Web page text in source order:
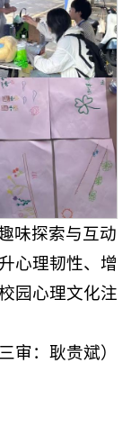
味探索与互动
心理韧性、增
园心理文化注
审：耿贵斌）